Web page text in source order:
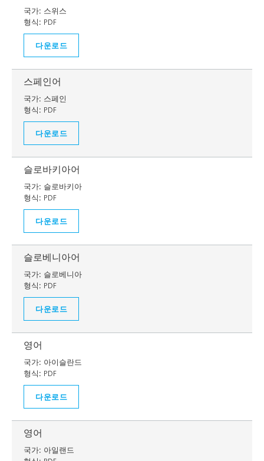
국가: 스위스
형식: PDF
다운로드
스페인어
국가: 스페인
형식: PDF
다운로드
슬로바키아어
국가: 슬로바키아
형식: PDF
다운로드
슬로베니아어
국가: 슬로베니아
형식: PDF
다운로드
영어
국가: 아이슬란드
형식: PDF
다운로드
영어
국가: 아일랜드